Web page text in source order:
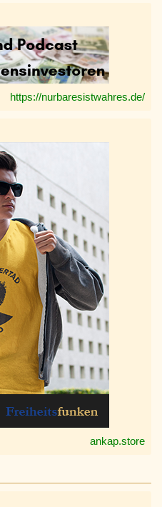
https://nurbaresistwahres.de/
ankap.store